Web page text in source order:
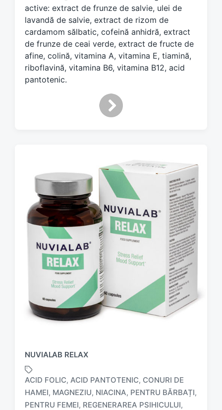
active: extract de frunze de salvie, ulei de
lavandă de salvie, extract de rizom de
cardamom sălbatic, cofeină anhidră, extract
de frunze de ceai verde, extract de fructe de
afine, colină, vitamina A, vitamina E, tiamină,
riboflavină, vitamina B6, vitamina B12, acid
pantotenic.
NUVIALAB RELAX
ACID FOLIC, ACID PANTOTENIC, CONURI DE
HAMEI, MAGNEZIU, NIACINA, PENTRU BĂRBAȚI,
PENTRU FEMEI, REGENERAREA PSIHICULUI,